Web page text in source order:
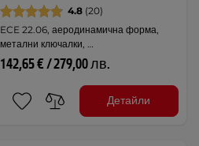
4.8 (20)
ECE 22.06, аеродинамична форма,
метални ключалки, …
142,65 € / 279,00 лв.
Детайли